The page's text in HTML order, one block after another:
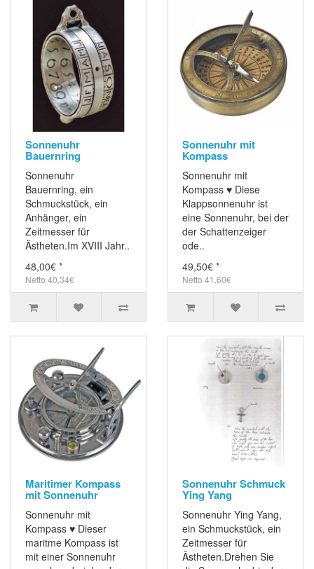
Sonnenuhr
Bauernring
Sonnenuhr
Bauernring, ein
Schmuckstück, ein
Anhänger, ein
Zeitmesser für
Ästheten.Im XVIII Jahr..
48,00€ *
Netto 40,34€
Sonnenuhr mit
Kompass
Sonnenuhr mit
Kompass ♥ Diese
Klappsonnenuhr ist
eine Sonnenuhr, bei der
der Schattenzeiger
ode..
49,50€ *
Netto 41,60€
Maritimer Kompass
mit Sonnenuhr
Sonnenuhr mit
Kompass ♥ Dieser
maritme Kompass ist
mit einer Sonnenuhr
Sonnenuhr Schmuck
Ying Yang
Sonnenuhr Ying Yang,
ein Schmuckstück, ein
Zeitmesser für
Ästheten.Drehen Sie